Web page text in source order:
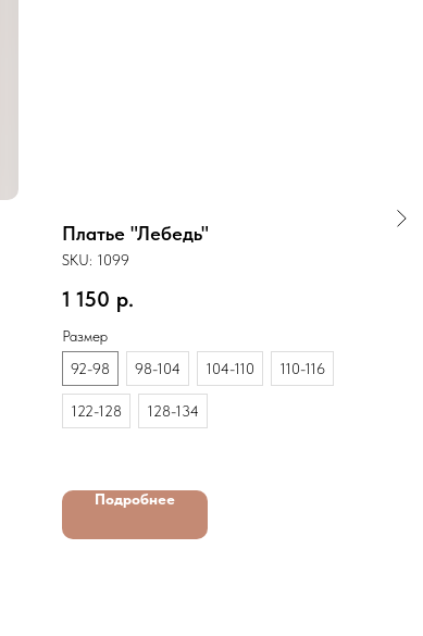
Платье "Лебедь"
SKU: 1099
1 150 р.
Размер
92-98
98-104 104-110 110-116
122-128 128-134
Подробнее